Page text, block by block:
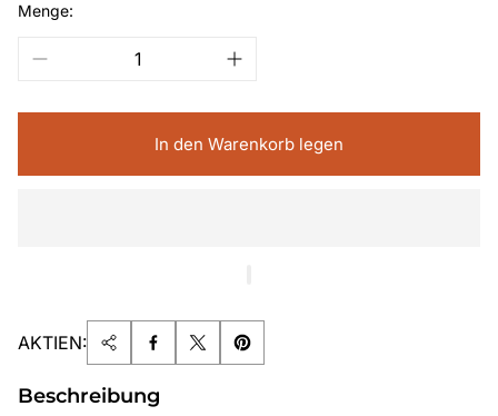
Menge:
In den Warenkorb legen
AKTIEN:
Beschreibung